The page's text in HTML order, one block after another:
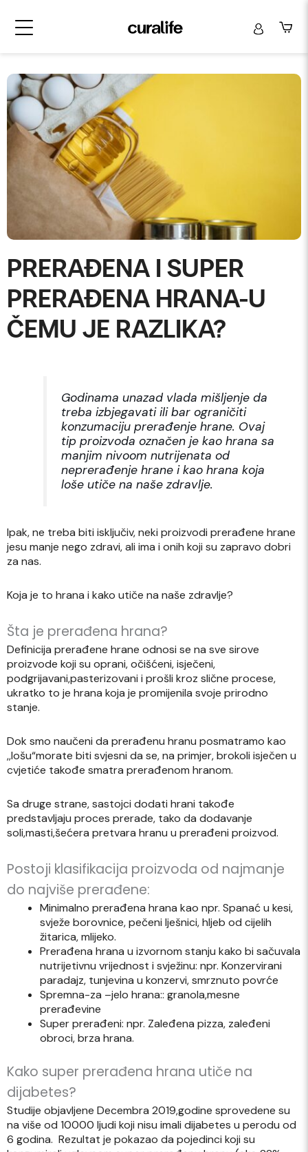
PRERAĐENA I SUPER
PRERAĐENA HRANA-U
ČEMU JE RAZLIKA?
Godinama unazad vlada mišljenje da
treba izbjegavati ili bar ograničiti
konzumaciju prerađenje hrane. Ovaj
tip proizvoda označen je kao hrana sa
manjim nivoom nutrijenata od
neprerađenje hrane i kao hrana koja
loše utiče na naše zdravlje.
Ipak, ne treba biti isključiv, neki proizvodi prerađene hrane
jesu manje nego zdravi, ali ima i onih koji su zapravo dobri
za nas.
Koja je to hrana i kako utiče na naše zdravlje?
Šta je prerađena hrana?
Definicija prerađene hrane odnosi se na sve sirove
proizvode koji su oprani, očišćeni, isječeni,
podgrijavani,pasterizovani i prošli kroz slične procese,
ukratko to je hrana koja je promijenila svoje prirodno
stanje.
Dok smo naučeni da prerađenu hranu posmatramo kao
,,lošu“morate biti svjesni da se, na primjer, brokoli isječen u
cvjetiće takođe smatra prerađenom hranom.
Sa druge strane, sastojci dodati hrani takođe
predstavljaju proces prerade, tako da dodavanje
soli,masti,šećera pretvara hranu u prerađeni proizvod.
Postoji klasifikacija proizvoda od najmanje
do najviše prerađene:
Minimalno prerađena hrana kao npr. Spanać u kesi,
svježe borovnice, pečeni lješnici, hljeb od cijelih
žitarica, mlijeko.
Prerađena hrana u izvornom stanju kako bi sačuvala
nutrijetivnu vrijednost i svježinu: npr. Konzervirani
paradajz, tunjevina u konzervi, smrznuto povrće
Spremna-za –jelo hrana:: granola,mesne
prerađevine
Super prerađeni: npr. Zaleđena pizza, zaleđeni
obroci, brza hrana.
Kako super prerađena hrana utiče na
dijabetes?
Studije objavljene Decembra 2019,godine sprovedene su
na više od 10000 ljudi koji nisu imali dijabetes u perodu od
6 godina. Rezultat je pokazao da pojedinci koji su